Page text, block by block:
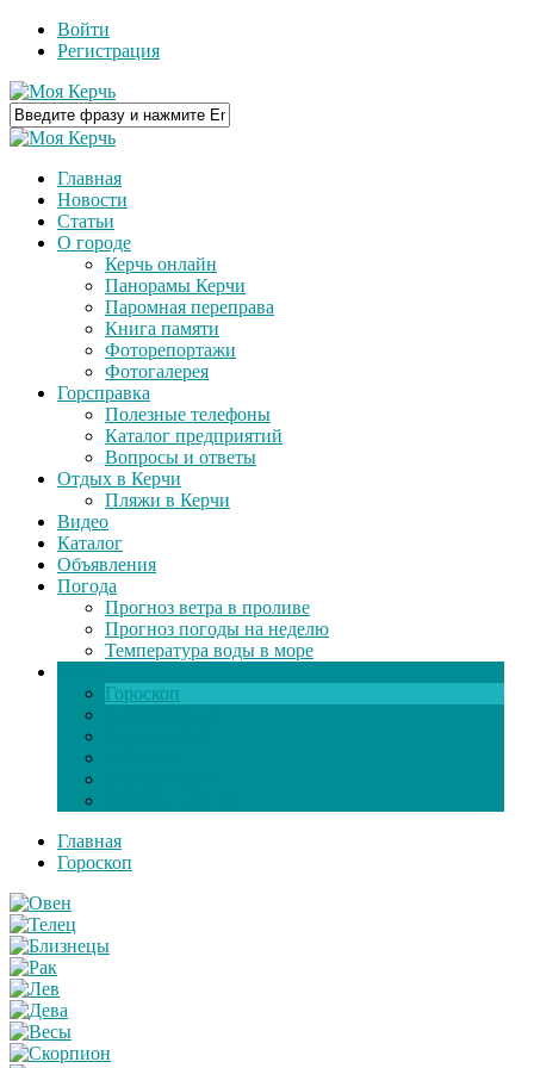
Войти
Регистрация
Главная
Новости
Статьи
О городе
Керчь онлайн
Панорамы Керчи
Паромная переправа
Книга памяти
Фоторепортажи
Фотогалерея
Горсправка
Полезные телефоны
Каталог предприятий
Вопросы и ответы
Отдых в Керчи
Пляжи в Керчи
Видео
Каталог
Объявления
Погода
Прогноз ветра в проливе
Прогноз погоды на неделю
Температура воды в море
Гороскоп
Главная
Гороскоп